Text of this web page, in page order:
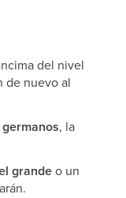
del nivel
de nuevo al
germanos, la
grandeo un